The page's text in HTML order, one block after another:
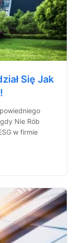
Się Jak
Nie Rób
w firmie